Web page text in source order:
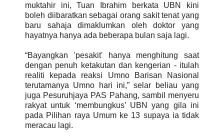
muktahir ini, Tuan Ibrahim berkata UBN kini
boleh diibaratkan sebagai orang sakit tenat yang
baru sahaja dimaklumkan oleh doktor yang
hayatnya hanya ada beberapa bulan saja lagi.
“Bayangkan 'pesakit' hanya menghitung saat
dengan penuh ketakutan dan kengerian - itulah
realiti kepada reaksi Umno Barisan Nasional
terutamanya Umno hari ini,” selar beliau yang
juga Pesuruhjaya PAS Pahang, sambil menyeru
rakyat untuk ‘membungkus’ UBN yang gila ini
pada Pilihan raya Umum ke 13 supaya ia tidak
meracau lagi.